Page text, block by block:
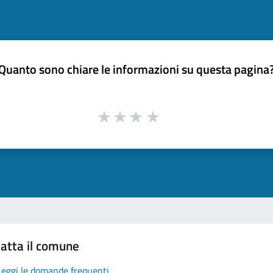
sono chiare le informazioni su questa
il comune